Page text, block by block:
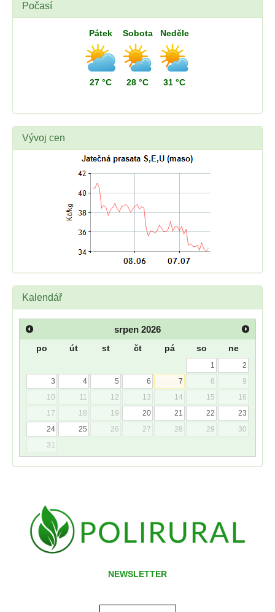
Počasí
Pátek
27 °C
Sobota
28 °C
Neděle
31 °C
Vývoj cen
Kalendář
srpen 2026
po út st čt pá so ne
1
2
3
4 5 6 7 8
9
10
11 12 13 14 15
16
17
18 19 20 21 22
23
24
25 26 27 28 29
30
31
NEWSLETTER